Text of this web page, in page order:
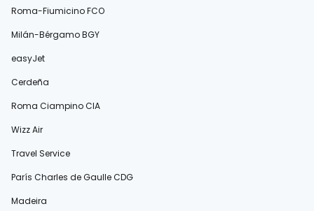
Roma-Fiumicino FCO
Milán-Bérgamo BGY
easyJet
Cerdeña
Roma Ciampino CIA
Wizz Air
Travel Service
París Charles de Gaulle CDG
Madeira